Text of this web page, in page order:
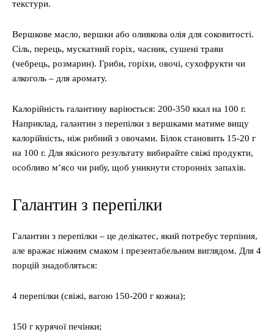
текстури.
Вершкове масло, вершки або оливкова олія для соковитості.
Сіль, перець, мускатний горіх, часник, сушені трави
(чебрець, розмарин). Гриби, горіхи, овочі, сухофрукти чи
алкоголь – для аромату.
Калорійність галантину варіюється: 200-350 ккал на 100 г.
Наприклад, галантин з перепілки з вершками матиме вищу
калорійність, ніж рибний з овочами. Білок становить 15-20 г
на 100 г. Для якісного результату вибирайте свіжі продукти,
особливо м’ясо чи рибу, щоб уникнути сторонніх запахів.
Галантин з перепілки
Галантин з перепілки – це делікатес, який потребує терпіння,
але вражає ніжним смаком і презентабельним виглядом. Для 4
порцій знадобляться:
4 перепілки (свіжі, вагою 150-200 г кожна);
150 г курячої печінки;